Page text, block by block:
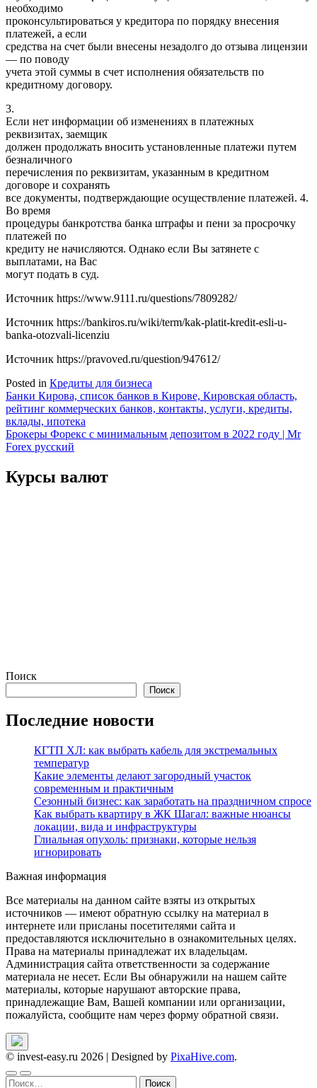
необходимо
проконсультироваться у кредитора по порядку внесения
платежей, а если
средства на счет были внесены незадолго до отзыва лицензии
— по поводу
учета этой суммы в счет исполнения обязательств по
кредитному договору.
3.
Если нет информации об изменениях в платежных
реквизитах, заемщик
должен продолжать вносить установленные платежи путем
безналичного
перечисления по реквизитам, указанным в кредитном
договоре и сохранять
все документы, подтверждающие осуществление платежей. 4.
Во время
процедуры банкротства банка штрафы и пени за просрочку
платежей по
кредиту не начисляются. Однако если Вы затянете с
выплатами, на Вас
могут подать в суд.
Источник https://www.9111.ru/questions/7809282/
Источник https://bankiros.ru/wiki/term/kak-platit-kredit-esli-u-
banka-otozvali-licenziu
Источник https://pravoved.ru/question/947612/
Posted in Кредиты для бизнеса
Навигация
по
записям
Банки Кирова, список банков в Кирове, Кировская область,
рейтинг коммерческих банков, контакты, услуги, кредиты,
вклады, ипотека
Брокеры Форекс с минимальным депозитом в 2022 году | Mr
Forex русский
Курсы валют
Поиск
Поиск
Последние новости
КГТП ХЛ: как выбрать кабель для экстремальных
температур
Какие элементы делают загородный участок
современным и практичным
Сезонный бизнес: как заработать на праздничном спросе
Как выбрать квартиру в ЖК Шагал: важные нюансы
локации, вида и инфраструктуры
Глиальная опухоль: признаки, которые нельзя
игнорировать
Важная информация
Все материалы на данном сайте взяты из открытых
источников — имеют обратную ссылку на материал в
интернете или присланы посетителями сайта и
предоставляются исключительно в ознакомительных целях.
Права на материалы принадлежат их владельцам.
Администрация сайта ответственности за содержание
материала не несет. Если Вы обнаружили на нашем сайте
материалы, которые нарушают авторские права,
принадлежащие Вам, Вашей компании или организации,
пожалуйста, сообщите нам через форму обратной связи.
© invest-easy.ru 2026 | Designed by PixaHive.com.
Найти: